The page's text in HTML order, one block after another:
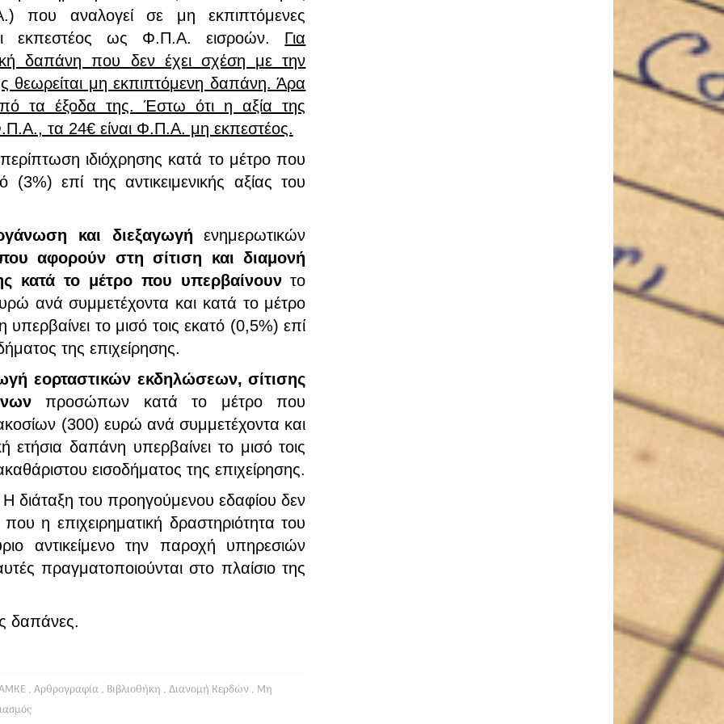
που αναλογεί σε μη εκπιπτόμενες
εκπεστέος ως Φ.Π.Α. εισροών. Για
δαπάνη που δεν έχει σχέση με την
θεωρείται μη εκπιπτόμενη δαπάνη. Άρα
τα έξοδα της. Έστω ότι η αξία της
τα 24€ είναι Φ.Π.Α. μη εκπεστέος.
ιδιόχρησης κατά το μέτρο που
(3%) επί της αντικειμενικής αξίας του
και διεξαγωγή ενημερωτικών
αφορούν στη σίτιση και διαμονή
κατά το μέτρο που υπερβαίνουντο
ανά συμμετέχοντα και κατά το μέτρο
το μισό τοις εκατό (0,5%) επί
της επιχείρησης.
εορταστικών εκδηλώσεων, σίτισης
προσώπων κατά το μέτρο που
(300) ευρώ ανά συμμετέχοντα και
δαπάνη υπερβαίνει το μισό τοις
εισοδήματος της επιχείρησης.
διάταξη του προηγούμενου εδαφίου δεν
η επιχειρηματική δραστηριότητα του
αντικείμενο την παροχή υπηρεσιών
πραγματοποιούνται στο πλαίσιο της
δαπάνες.
,Αρθρογραφία, Βιβλιοθήκη ,Διανομή Κερδών, Μη